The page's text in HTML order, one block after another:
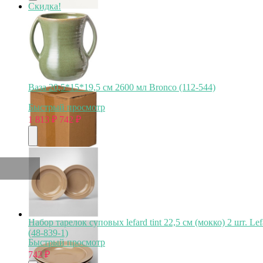
Скидка!
Ваза 20,5*15*19,5 см 2600 мл Bronco (112-544)
Быстрый просмотр
1 813 ₽ 742 ₽
Набор тарелок суповых lefard tint 22,5 см (мокко) 2 шт.
(48-839-1)
Быстрый просмотр
742₽